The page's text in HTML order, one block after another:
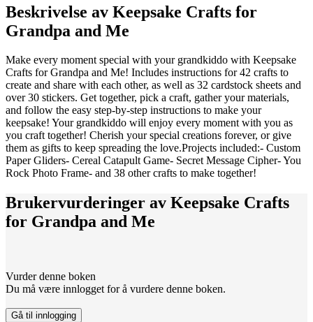
Beskrivelse av Keepsake Crafts for
Grandpa and Me
Make every moment special with your grandkiddo with Keepsake
Crafts for Grandpa and Me! Includes instructions for 42 crafts to
create and share with each other, as well as 32 cardstock sheets and
over 30 stickers. Get together, pick a craft, gather your materials,
and follow the easy step-by-step instructions to make your
keepsake! Your grandkiddo will enjoy every moment with you as
you craft together! Cherish your special creations forever, or give
them as gifts to keep spreading the love.Projects included:- Custom
Paper Gliders- Cereal Catapult Game- Secret Message Cipher- You
Rock Photo Frame- and 38 other crafts to make together!
Brukervurderinger av Keepsake Crafts
for Grandpa and Me
Vurder denne boken
Du må være innlogget for å vurdere denne boken.
Gå til innlogging